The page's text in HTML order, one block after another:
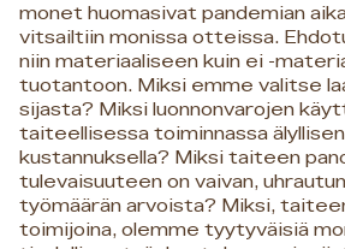
monet huomasivat pandemian
vitsailtiin monissa otteissa.
niin materiaaliseen kuin ei -
tuotantoon. Miksi emme valitse
sijasta? Miksi luonnonvarojen
taiteellisessa toiminnassa
kustannuksella? Miksi taiteen
tulevaisuuteen on vaivan,
työmäärän arvoista? Miksi,
toimijoina, olemme tyytyväisiä